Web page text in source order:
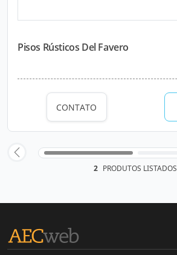
Pisos Rústicos Del Favero
CONTATO
2 PRODUTOS LISTADOS